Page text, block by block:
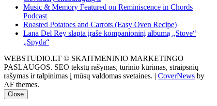
Music & Memory Featured on Reminiscence in Chords
Podcast
Roasted Potatoes and Carrots (Easy Oven Recipe)
Lana Del Rey slapta įrašė kompanioninį albumą „Stove“
„Spyda“
WEBSTUDIO.LT © SKAITMENINIO MARKETINGO
PASLAUGOS. SEO tekstų rašymas, turinio kūrimas, straipsnių
rašymas ir talpinimas į mūsų valdomas svetaines. | CoverNews by
AF themes.
Close